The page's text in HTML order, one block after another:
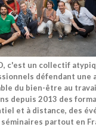
c'est un collectif
défendant une
du bien-être au
depuis 2013 des
et à distance, des
partout en